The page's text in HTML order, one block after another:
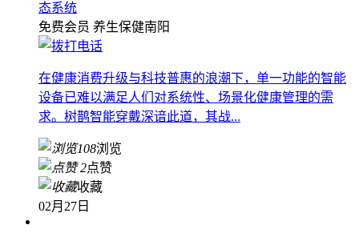
态系统
免费会员 养生保健南阳
在健康消费升级与科技普惠的浪潮下，单一功能的智能
设备已难以满足人们对系统性、场景化健康管理的需
求。树鹊智能穿戴深谙此道，其战...
108浏览
2点赞
收藏
02月27日